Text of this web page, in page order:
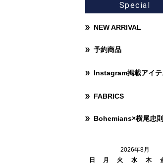
Special
NEW ARRIVAL
予約商品
Instagram掲載アイテ
FABRICS
Bohemians×横尾忠則
2026年8月
日
月 火 水 木